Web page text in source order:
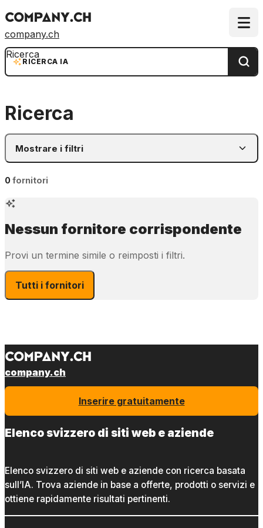
company.ch
RICERCA IA
Ricerca
Ricerca
Mostrare i filtri
0fornitori
Nessun fornitore corrispondente
Provi un termine simile o reimposti i filtri.
Tutti i fornitori
company.ch
Inserire gratuitamente
Elenco svizzero di siti web e aziende
Elenco svizzero di siti web e aziende con ricerca basata
sull’IA. Trova aziende in base a offerte, prodotti o servizi e
ottiene rapidamente risultati pertinenti.